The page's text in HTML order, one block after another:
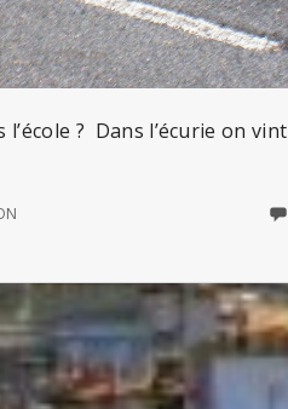
? Dans l’écurie on vint